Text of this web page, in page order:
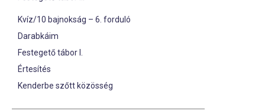
Kvíz/10 bajnokság – 6. forduló
Darabkáim
Festegető tábor I.
Értesítés
Kenderbe szőtt közösség